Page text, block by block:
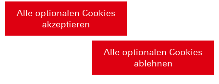
Alle optionalen Cookies
akzeptieren
Alle optionalen Cookies
ablehnen